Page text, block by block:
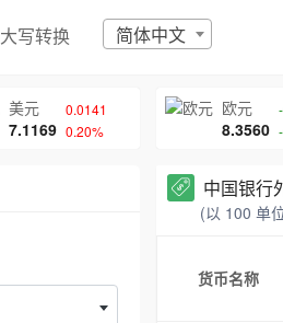
大写转换 简体中文
美元
7.1169
0.0141
0.20%
欧元
8.3560
中国银行
(以 100 单
货币名称